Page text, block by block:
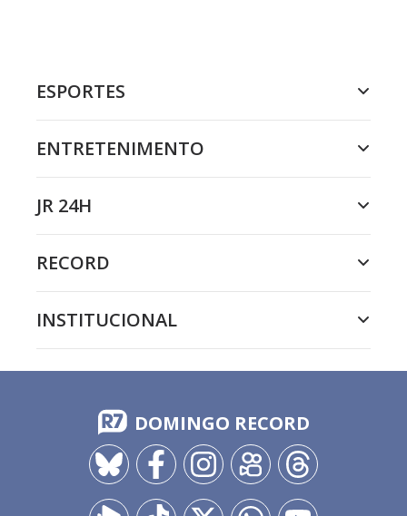
ESPORTES
ENTRETENIMENTO
JR 24H
RECORD
INSTITUCIONAL
DOMINGO RECORD